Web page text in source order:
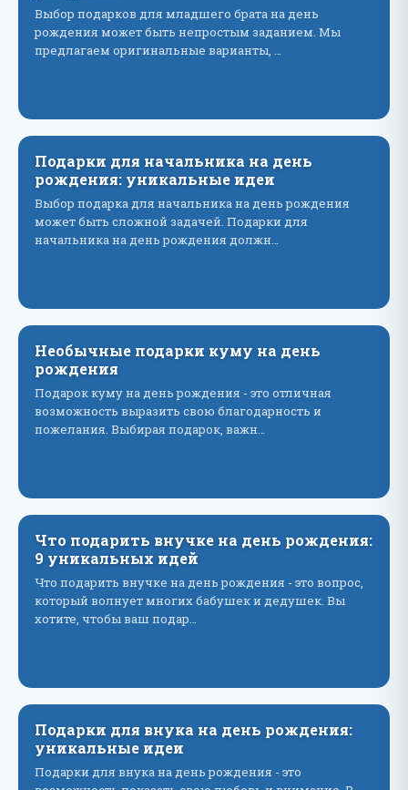
Выбор подарков для младшего брата на день
рождения может быть непростым заданием. Мы
предлагаем оригинальные варианты, …
Подарки для начальника на день
рождения: уникальные идеи
Выбор подарка для начальника на день рождения
может быть сложной задачей. Подарки для
начальника на день рождения должн…
Необычные подарки куму на день
рождения
Подарок куму на день рождения - это отличная
возможность выразить свою благодарность и
пожелания. Выбирая подарок, важн…
Что подарить внучке на день рождения:
9 уникальных идей
Что подарить внучке на день рождения - это вопрос,
который волнует многих бабушек и дедушек. Вы
хотите, чтобы ваш подар…
Подарки для внука на день рождения:
уникальные идеи
Подарки для внука на день рождения - это